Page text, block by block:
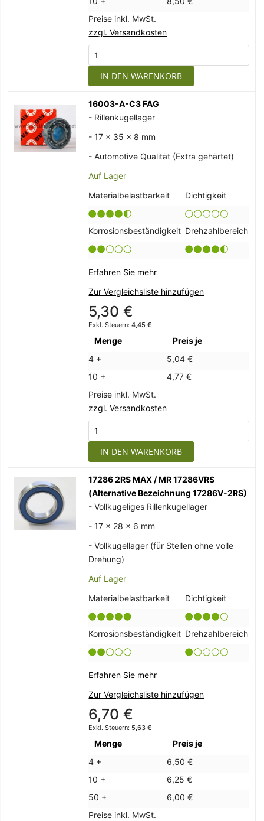
Preise inkl. MwSt.
zzgl. Versandkosten
IN DEN WARENKORB
16003-A-C3 FAG
- Rillenkugellager
- 17 x 35 x 8 mm
- Automotive Qualität (Extra gehärtet)
Auf Lager
Materialbelastbarkeit
Dichtigkeit
Korrosionsbeständigkeit Drehzahlbereich
Erfahren Sie mehr
Zur Vergleichsliste hinzufügen
5,30 €
4,45 €
Menge
Preis je
4 +
5,04 €
10 +
4,77 €
Preise inkl. MwSt.
zzgl. Versandkosten
IN DEN WARENKORB
17286 2RS MAX / MR 17286VRS
(Alternative Bezeichnung 17286V-2RS)
- Vollkugeliges Rillenkugellager
- 17 x 28 x 6 mm
- Vollkugellager (für Stellen ohne volle
Drehung)
Auf Lager
Materialbelastbarkeit
Dichtigkeit
Korrosionsbeständigkeit Drehzahlbereich
Erfahren Sie mehr
Zur Vergleichsliste hinzufügen
6,70 €
5,63 €
Menge
Preis je
4 +
6,50 €
10 +
6,25 €
50 +
6,00 €
Preise inkl. MwSt.